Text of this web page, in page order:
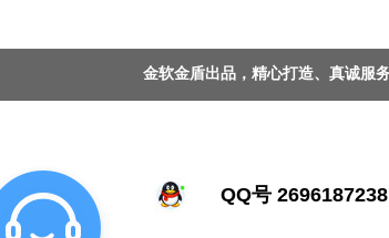
金软金盾出品，精心打造、真诚
QQ号 2696187238